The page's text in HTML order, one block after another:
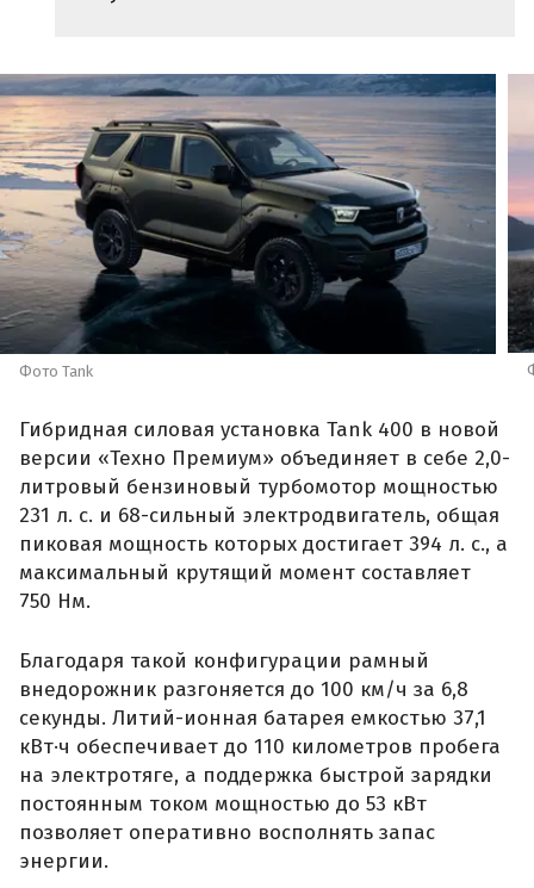
Фото Tank
Гибридная силовая установка Tank 400 в новой
версии «Техно Премиум» объединяет в себе 2,0-
литровый бензиновый турбомотор мощностью
231 л. с. и 68-сильный электродвигатель, общая
пиковая мощность которых достигает 394 л. с., а
максимальный крутящий момент составляет
750 Нм.
Благодаря такой конфигурации рамный
внедорожник разгоняется до 100 км/ч за 6,8
секунды. Литий-ионная батарея емкостью 37,1
кВт·ч обеспечивает до 110 километров пробега
на электротяге, а поддержка быстрой зарядки
постоянным током мощностью до 53 кВт
позволяет оперативно восполнять запас
энергии.